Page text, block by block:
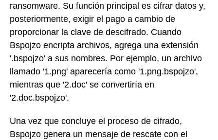
ransomware. Su función principal es cifrar datos y,
posteriormente, exigir el pago a cambio de
proporcionar la clave de descifrado. Cuando
Bspojzo encripta archivos, agrega una extensión
'.bspojzo' a sus nombres. Por ejemplo, un archivo
llamado '1.png' aparecería como '1.png.bspojzo',
mientras que '2.doc' se convertiría en
'2.doc.bspojzo'.
Una vez que concluye el proceso de cifrado,
Bspojzo genera un mensaje de rescate con el